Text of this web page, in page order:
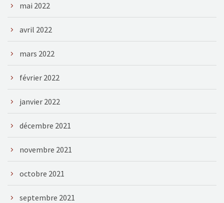
mai 2022
avril 2022
mars 2022
février 2022
janvier 2022
décembre 2021
novembre 2021
octobre 2021
septembre 2021